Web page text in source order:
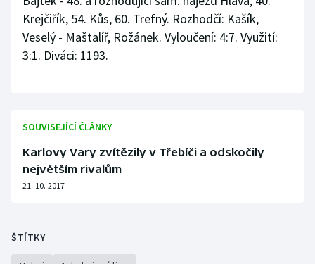
Krejčiřík, 54. Kůs, 60. Trefný. Rozhodčí: Kašík,
Veselý - Maštalíř, Rožánek. Vyloučení: 4:7. Využití:
3:1. Diváci: 1193.
SOUVISEJÍCÍ ČLÁNKY
Karlovy Vary zvítězily v Třebíči a odskočily
největším rivalům
21. 10. 2017
ŠTÍTKY